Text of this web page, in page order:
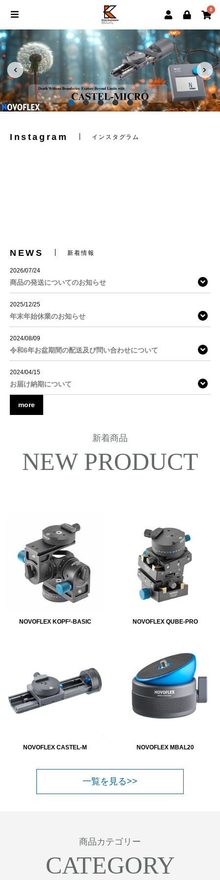
0
Instagram インスタグラム
NEWS 新着情報
2026/07/24
商品の発送についてのお知らせ
2025/12/25
年末年始休業のお知らせ
2024/08/09
令和6年お盆期間の配送及び問い合わせについて
2024/04/15
お届け納期について
more
新着商品
NEW PRODUCT
NOVOFLEX KOPF²-BASIC NOVOFLEX QUBE-PRO
NOVOFLEX CASTEL-M NOVOFLEX MBAL20
一覧を見る>>
商品カテゴリー
CATEGORY